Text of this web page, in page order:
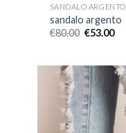
SANDALO ARGENTO
sandalo argento
€80.00 €53.00